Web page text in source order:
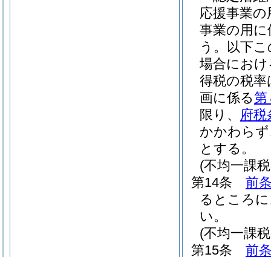
応援事業
事業の用
う。以下
場合にお
得税の税率
画に係る第
限り、 府税
かかわら
とする。
(不均一課
第14条
前
るところ
い。
(不均一課
第15条
前